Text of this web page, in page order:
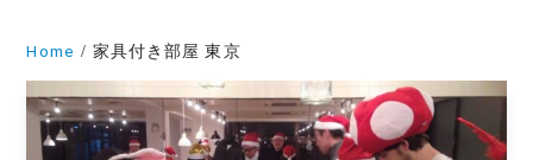
Home 家具付き部屋 東京